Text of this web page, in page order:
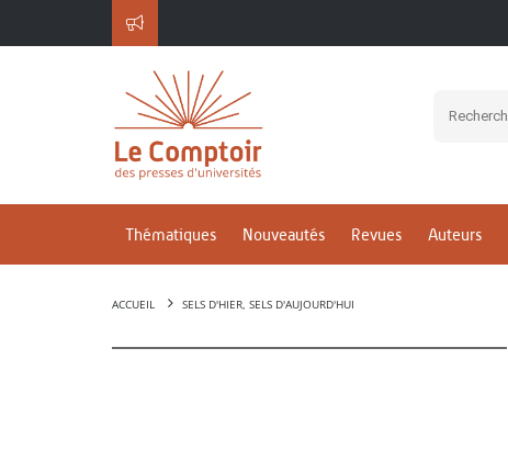
Thématiques Nouveautés Revues Auteurs
ACCUEIL SELS D'HIER, SELS D'AUJOURD'HUI